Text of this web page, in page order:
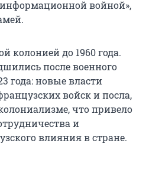
войной»,
колонией до 1960 года.
после военного
года: новые власти
войск и посла,
что привело
и
влияния в стране.